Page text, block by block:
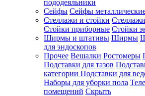
пододеяльники
Сейфы Сейфы
Стеллажи и стойки
Стойки приборные Стойки
Ширмы и штативы Ширмы
для эндоскопов
Прочее Вешалки Ростомеры
Подставки для тазов
категории Подставки для
Наборы для уборки пола
помещений Скрыть